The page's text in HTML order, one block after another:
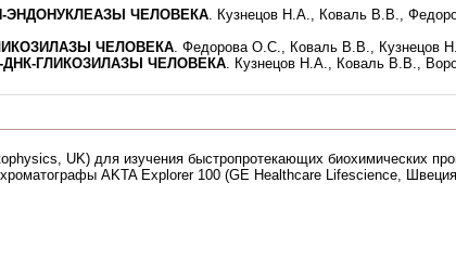
ЭНДОНУКЛЕАЗЫ ЧЕЛОВЕКА. Кузнецов Н.А., Коваль В.В.,
ЧЕЛОВЕКА. Федорова О.С., Коваль В.В., Кузнецов
ГЛИКОЗИЛАЗЫ ЧЕЛОВЕКА. Кузнецов Н.А., Коваль В.В.,
UK) для изучения быстропротекающих биохимических
AKTA Explorer 100 (GE Healthcare Lifescience,